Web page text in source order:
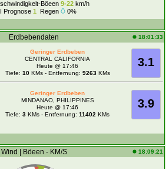
Böeen 9-22km/h
Prognose1 Regen 0%
Erdbebendaten 18:01:33
3.1
Geringer Erdbeben
CENTRAL CALIFORNIA
Heute @ 17:46
Tiefe: 10KMs - Entfernung: 9263KMs
3.9
Geringer Erdbeben
MINDANAO, PHILIPPINES
Heute @ 17:46
Tiefe:3 KMs - Entfernung:11402 KMs
Wind | Böeen - KM/S 18:09:21